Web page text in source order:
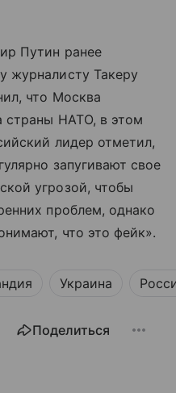
Путин ранее
журналисту Такеру
что Москва
страны НАТО, в этом
лидер отметил,
запугивают свое
угрозой, чтобы
проблем, однако
что это фейк».
Украина
Поделиться